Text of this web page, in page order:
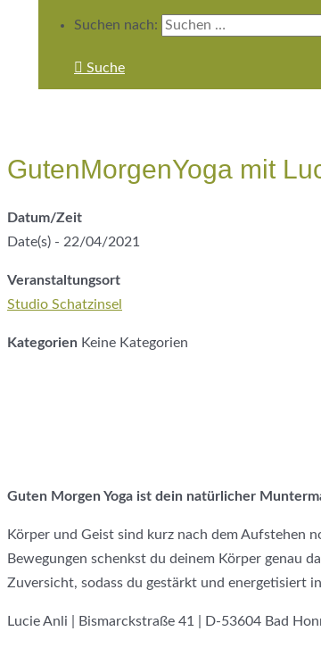
Suchen nach:
Suche
GutenMorgenYoga mit
Datum/Zeit
Date(s) - 22/04/2021
Veranstaltungsort
Studio Schatzinsel
Kategorien Keine Kategorien
Guten Morgen Yoga ist dein natürlicher
Körper und Geist sind kurz nach dem Aufstehen
Bewegungen schenkst du deinem Körper genau
Zuversicht, sodass du gestärkt und energetisiert
Lucie Anli | Bismarckstraße 41 | D-53604 Bad